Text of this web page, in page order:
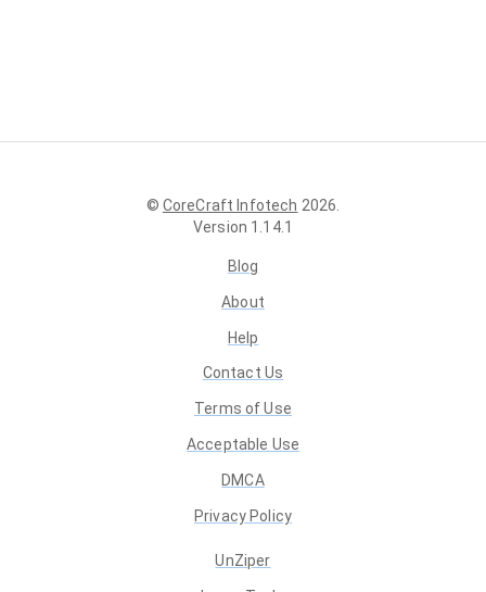
© CoreCraft Infotech 2026
Version 1.14.1
Blog
About
Help
Contact Us
Terms of Use
Acceptable Use
DMCA
Privacy Policy
UnZiper